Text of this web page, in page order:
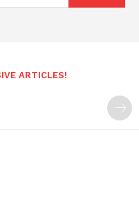
ARTICLES!